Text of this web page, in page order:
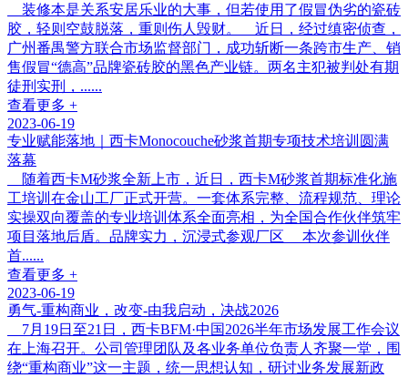
装修本是关系安居乐业的大事，但若使用了假冒伪劣的瓷砖
胶，轻则空鼓脱落，重则伤人毁财。 近日，经过缜密侦查，
广州番禺警方联合市场监督部门，成功斩断一条跨市生产、销
售假冒“德高”品牌瓷砖胶的黑色产业链。两名主犯被判处有期
徒刑实刑，......
查看更多 +
2023-06-19
专业赋能落地｜西卡Monocouche砂浆首期专项技术培训圆满
落幕
随着西卡M砂浆全新上市，近日，西卡M砂浆首期标准化施
工培训在金山工厂正式开营。一套体系完整、流程规范、理论
实操双向覆盖的专业培训体系全面亮相，为全国合作伙伴筑牢
项目落地后盾。品牌实力，沉浸式参观厂区 本次参训伙伴
首......
查看更多 +
2023-06-19
勇气-重构商业，改变-由我启动，决战2026
7月19日至21日，西卡BFM·中国2026半年市场发展工作会议
在上海召开。公司管理团队及各业务单位负责人齐聚一堂，围
绕“重构商业”这一主题，统一思想认知，研讨业务发展新政